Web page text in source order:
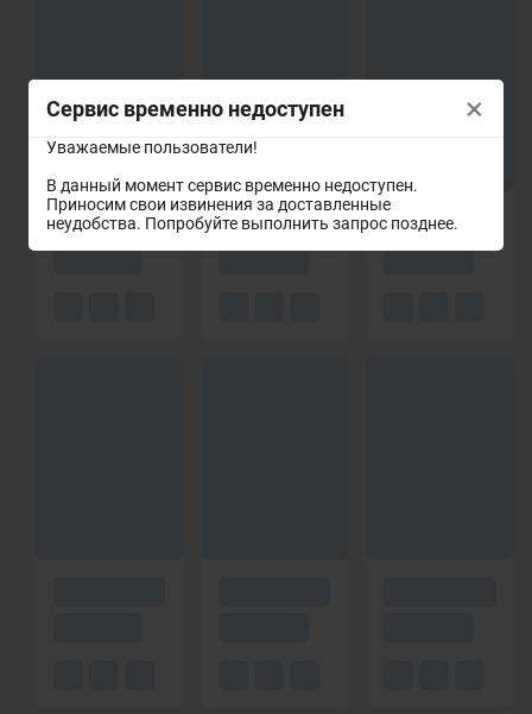
Сервис временно недоступен
Уважаемые пользователи!
В данный момент сервис временно недоступен.
Приносим свои извинения за доставленные
неудобства. Попробуйте выполнить запрос позднее.
×